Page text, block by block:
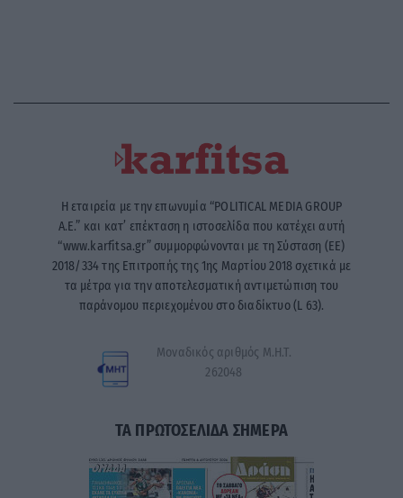
Η εταιρεία με την επωνυμία “POLITICAL MEDIA GROUP
A.E.” και κατ’ επέκταση η ιστοσελίδα που κατέχει αυτή
“www.karfitsa.gr” συμμορφώνονται με τη Σύσταση (ΕΕ)
2018/334 της Επιτροπής της 1ης Μαρτίου 2018 σχετικά με
τα μέτρα για την αποτελεσματική αντιμετώπιση του
παράνομου περιεχομένου στο διαδίκτυο (L 63).
Μοναδικός αριθμός Μ.Η.Τ.
262048
ΤΑ ΠΡΩΤΟΣΕΛΙΔΑ ΣΗΜΕΡΑ